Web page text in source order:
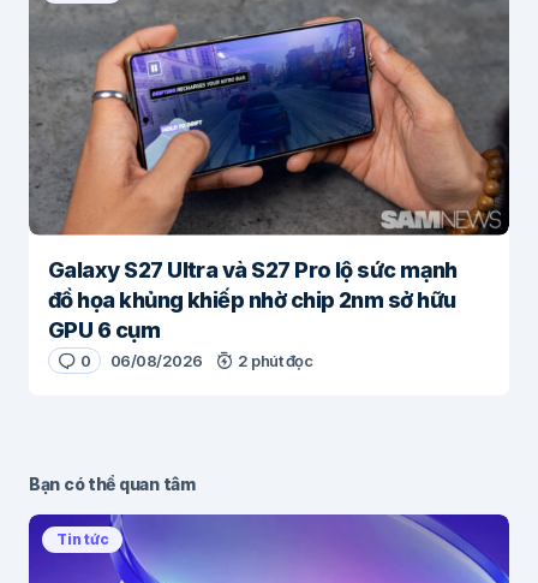
Galaxy S27 Ultra và S27 Pro lộ sức mạnh
đồ họa khủng khiếp nhờ chip 2nm sở hữu
GPU 6 cụm
0 06/08/2026 2 phút đọc
Bạn có thể quan tâm
Tin tức